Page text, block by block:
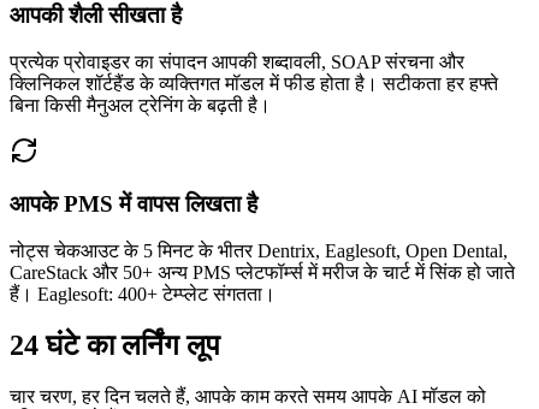
आपकी शैली सीखता है
प्रत्येक प्रोवाइडर का संपादन आपकी शब्दावली, SOAP संरचना और
क्लिनिकल शॉर्टहैंड के व्यक्तिगत मॉडल में फीड होता है। सटीकता हर हफ्ते
बिना किसी मैनुअल ट्रेनिंग के बढ़ती है।
आपके PMS में वापस लिखता है
नोट्स चेकआउट के 5 मिनट के भीतर Dentrix, Eaglesoft, Open Dental,
CareStack और 50+ अन्य PMS प्लेटफॉर्म्स में मरीज के चार्ट में सिंक हो जाते
हैं। Eaglesoft: 400+ टेम्प्लेट संगतता।
24 घंटे का लर्निंग लूप
चार चरण, हर दिन चलते हैं, आपके काम करते समय आपके AI मॉडल को